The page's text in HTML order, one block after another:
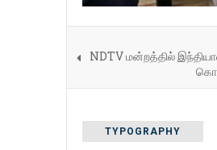
NDTV மன்றத்தில்
TYPOGRAPHY